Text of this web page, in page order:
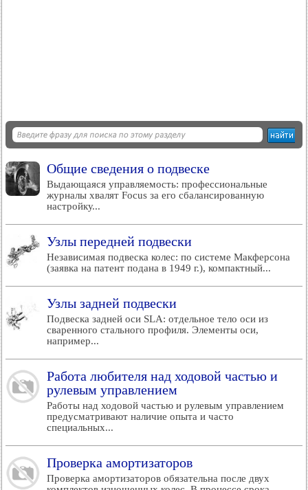
Общие сведения о подвеске
Выдающаяся управляемость: профессиональные
журналы хвалят Focus за его сбалансированную
настройку...
Узлы передней подвески
Независимая подвеска колес: по системе Макферсона
(заявка на патент подана в 1949 г.), компактный...
Узлы задней подвески
Подвеска задней оси SLA: отдельное тело оси из
сваренного стального профиля. Элементы оси,
например...
Работа любителя над ходовой частью и
рулевым управлением
Работы над ходовой частью и рулевым управлением
предусматривают наличие опыта и часто
специальных...
Проверка амортизаторов
Проверка амортизаторов обязательна после двух